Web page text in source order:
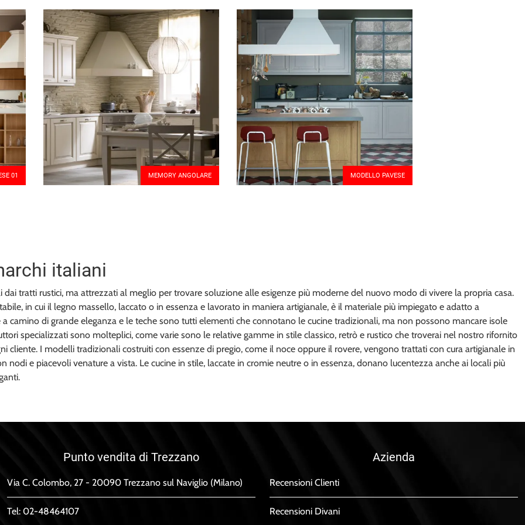
01 MEMORY ANGOLARE MODELLO PAVESE
italiani
tratti rustici, ma attrezzati al meglio per trovare soluzione alle esigenze più moderne del nuovo modo di vivere la propria casa.
in cui il legno massello, laccato o in essenza e lavorato in maniera artigianale, è il materiale più impiegato e adatto a
camino di grande eleganza e le teche sono tutti elementi che connotano le cucine tradizionali, ma non possono mancare isole
specializzati sono molteplici, come varie sono le relative gamme in stile classico, retrò e rustico che troverai nel nostro rifornito
I modelli tradizionali costruiti con essenze di pregio, come il noce oppure il rovere, vengono trattati con cura artigianale in
e piacevoli venature a vista. Le cucine in stile, laccate in cromie neutre o in essenza, donano lucentezza anche ai locali più
Punto vendita di Trezzano
Via C. Colombo, 27 - 20090 Trezzano sul Naviglio (Milano)
Tel: 02-48464107
Azienda
Recensioni Clienti
Recensioni Divani